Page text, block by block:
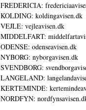
FREDERICIA:
KOLDING: koldingavisen.dk
VEJLE: vejleavisen.dk
MIDDELFART:
ODENSE: odenseavisen.dk
NYBORG: nyborgavisen.dk
SVENDBORG:
LANGELAND:
KERTEMINDE:
NORDFYN: